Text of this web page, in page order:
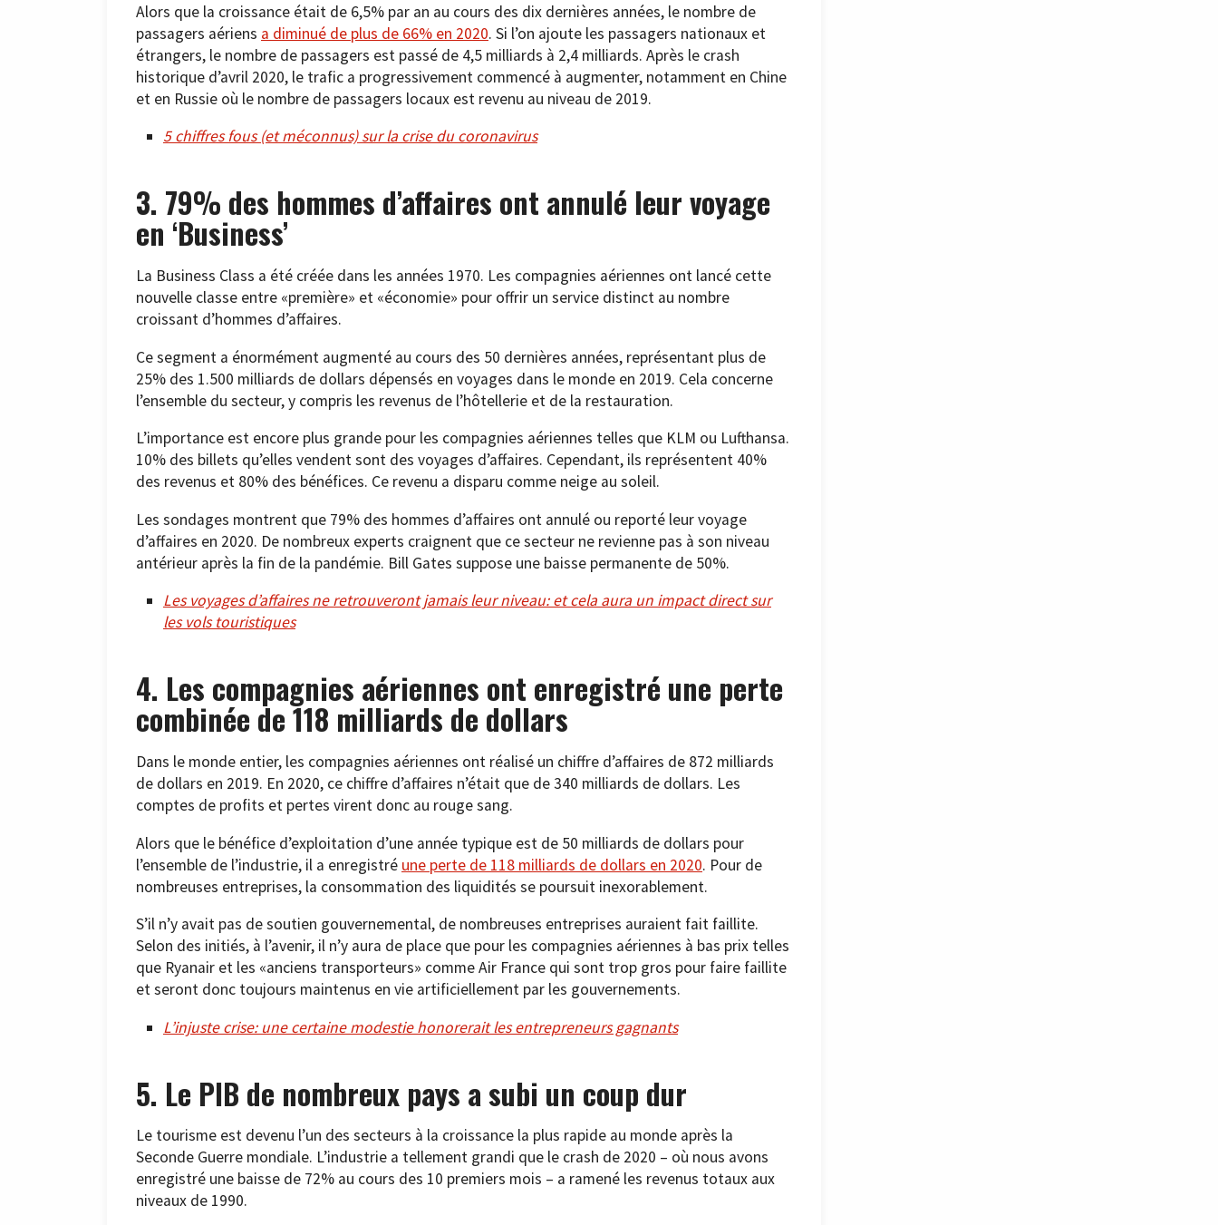
Alors que la croissance était de 6,5% par an au cours des dix dernières années, le nombre de
passagers aériens a diminué de plus de 66% en 2020. Si l’on ajoute les passagers nationaux et
étrangers, le nombre de passagers est passé de 4,5 milliards à 2,4 milliards. Après le crash
historique d’avril 2020, le trafic a progressivement commencé à augmenter, notamment en Chine
et en Russie où le nombre de passagers locaux est revenu au niveau de 2019.
5 chiffres fous (et méconnus) sur la crise du coronavirus
3. 79% des hommes d’affaires ont annulé leur voyage
en ‘Business’
La Business Class a été créée dans les années 1970. Les compagnies aériennes ont lancé cette
nouvelle classe entre «première» et «économie» pour offrir un service distinct au nombre
croissant d’hommes d’affaires.
Ce segment a énormément augmenté au cours des 50 dernières années, représentant plus de
25% des 1.500 milliards de dollars dépensés en voyages dans le monde en 2019. Cela concerne
l’ensemble du secteur, y compris les revenus de l’hôtellerie et de la restauration.
L’importance est encore plus grande pour les compagnies aériennes telles que KLM ou Lufthansa.
10% des billets qu’elles vendent sont des voyages d’affaires. Cependant, ils représentent 40%
des revenus et 80% des bénéfices. Ce revenu a disparu comme neige au soleil.
Les sondages montrent que 79% des hommes d’affaires ont annulé ou reporté leur voyage
d’affaires en 2020. De nombreux experts craignent que ce secteur ne revienne pas à son niveau
antérieur après la fin de la pandémie. Bill Gates suppose une baisse permanente de 50%.
Les voyages d’affaires ne retrouveront jamais leur niveau: et cela aura un impact direct sur
les vols touristiques
4. Les compagnies aériennes ont enregistré une perte
combinée de 118 milliards de dollars
Dans le monde entier, les compagnies aériennes ont réalisé un chiffre d’affaires de 872 milliards
de dollars en 2019. En 2020, ce chiffre d’affaires n’était que de 340 milliards de dollars. Les
comptes de profits et pertes virent donc au rouge sang.
Alors que le bénéfice d’exploitation d’une année typique est de 50 milliards de dollars pour
l’ensemble de l’industrie, il a enregistré une perte de 118 milliards de dollars en 2020. Pour de
nombreuses entreprises, la consommation des liquidités se poursuit inexorablement.
S’il n’y avait pas de soutien gouvernemental, de nombreuses entreprises auraient fait faillite.
Selon des initiés, à l’avenir, il n’y aura de place que pour les compagnies aériennes à bas prix telles
que Ryanair et les «anciens transporteurs» comme Air France qui sont trop gros pour faire faillite
et seront donc toujours maintenus en vie artificiellement par les gouvernements.
L’injuste crise: une certaine modestie honorerait les entrepreneurs gagnants
5. Le PIB de nombreux pays a subi un coup dur
Le tourisme est devenu l’un des secteurs à la croissance la plus rapide au monde après la
Seconde Guerre mondiale. L’industrie a tellement grandi que le crash de 2020 – où nous avons
enregistré une baisse de 72% au cours des 10 premiers mois – a ramené les revenus totaux aux
niveaux de 1990.